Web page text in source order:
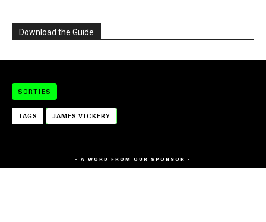
Download the Guide
SORTIES
TAGS JAMES VICKERY
- A WORD FROM OUR SPONSOR -